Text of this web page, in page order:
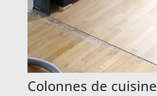
Colonnes de cuisine